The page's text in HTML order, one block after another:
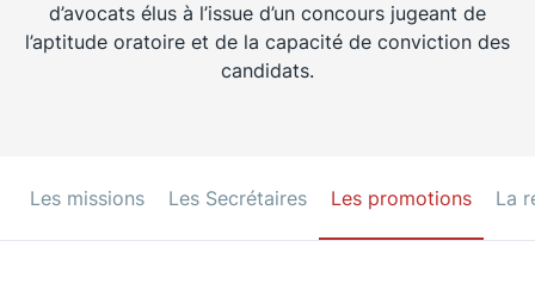
d’avocats élus à l’issue d’un concours jugeant de
l’aptitude oratoire et de la capacité de conviction des
candidats.
Les missions Les Secrétaires Les promotions La